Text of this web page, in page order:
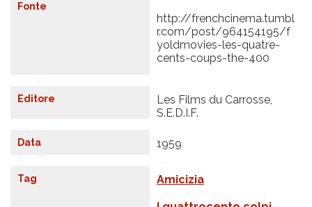
Fonte
http://frenchcinema.tumbl
r.com/post/964154195/f
yoldmovies-les-quatre-
cents-coups-the-400
Editore
Les Films du Carrosse,
S.E.D.I.F.
Data 1959
Tag Amicizia